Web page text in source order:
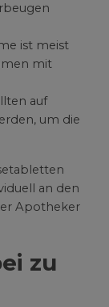
ist meist
mit
auf
um die
an den
Apotheker
zu